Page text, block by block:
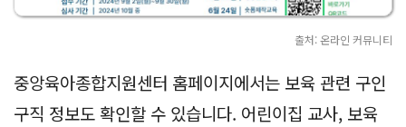
출처: 온라인 커뮤니티
중앙육아종합지원센터 홈페이지에서는 보육 관련 구인
구직 정보도 확인할 수 있습니다. 어린이집 교사, 보육